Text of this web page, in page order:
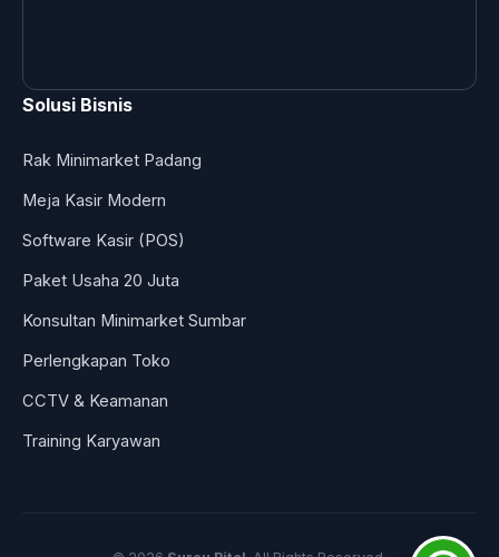
Solusi Bisnis
Rak Minimarket Padang
Meja Kasir Modern
Software Kasir (POS)
Paket Usaha 20 Juta
Konsultan Minimarket Sumbar
Perlengkapan Toko
CCTV & Keamanan
Training Karyawan